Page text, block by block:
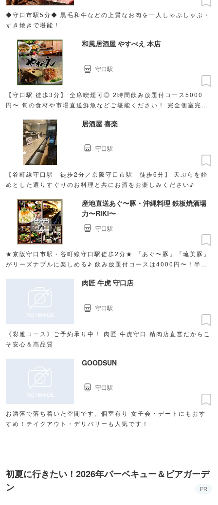
◆守口市駅5分◆ 黒毛和牛などの上質なお肉を一人しゃぶしゃぶ・
すき焼きで堪能！
和風居酒屋 やすべえ 本店
【守口駅 徒歩3分】 全席喫煙可◎ 2時間飲み放題付コース5000
円〜 旬の食材や市場直送鮮魚などご堪能ください！ 完全個室完備
守口駅
居酒屋 喜楽
【谷町線守口駅 徒歩2分／京阪守口市駅 徒歩6分】 天ぷらを始
めとした選りすぐりのお料理と共にお酒をお楽しみください♪
守口駅
産地直送あぐ〜豚・沖縄料理 鉄板焼酒場
力〜RiKi〜
★京阪守口市駅・谷町線守口駅徒歩2分★ 『あぐ〜豚』『琉美豚』
がリーズナブルに楽しめる♪ 飲み放題付コースは4000円〜！半個
守口駅
肉匠 牛虎 守口店
《彩雅コース》ご予約承り中！ 肉匠 牛虎守口 精肉店直営だからこ
そ安心＆高品質
守口駅
GOODSUN
お洒落で落ち着いた空間です。個室有り 女子会・デートにもおす
すめ！テイクアウト・デリバリーも人気です！
守口駅
初夏に行きたい！2026年バーベキュー＆ビアガーデ
ン
PR